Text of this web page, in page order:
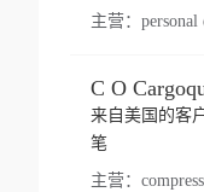
主营：
C O
来自美国的客
笔
主营：